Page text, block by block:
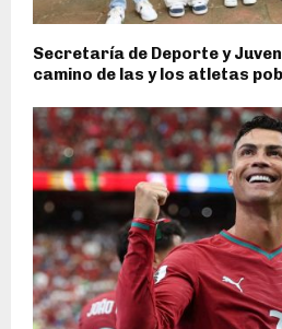
Secretaría de Deporte y
camino de las y los atletas